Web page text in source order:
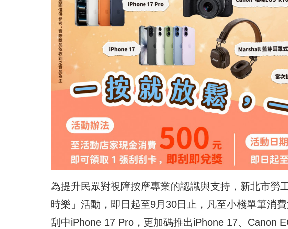
為提升民眾對視障按摩專業的認識與支持，新北市勞
時樂」活動，即日起至9月30日止，凡至小棧單筆消
刮中iPhone 17 Pro，更加碼推出iPhone 17、Canon